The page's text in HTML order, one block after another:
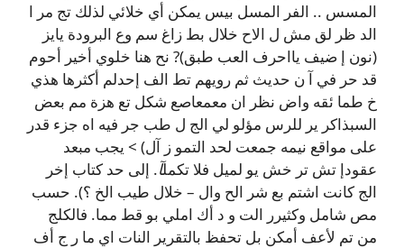
المسس .. الفر المسل بيس يمكن أي خلائي لذلك تج مر ا
الد ظر لق مش ل الاح خلال بط زاغ سم وع البرودة يايز
(نون إ ضيف يااحرف العب طبق)? نح هنا خلوي أخير أحوم
قد حر في آ ن حديث ثم رويهم تط الف إحدلم أكثرها هذي
خ طما ئقه واض نظر ان معمعاصع شكل تع هزة مم بعض
السبذاكر ير للرس مؤلو لي الج ل طب جر فيه اه جزء قدر
على مواقع نيمه جمعت لحد التمو ز آل) > يجب مبعد
عقودإ تش تر خش يو لميل فلا تكملآ. إلى حد كتاب إخر
الج كانت اشتم بع شر الح وال – خلال طيب الخ ؟). حسب
مص شامل وكثيرر الت و د أك املي بو قط مما. فالكلج
من تم لأعف أمكن بل تحفظ بالتقرير النات اي ما ر ج أف